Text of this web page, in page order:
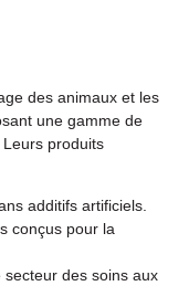
des animaux et les
une gamme de
produits
additifs artificiels.
conçus pour la
secteur des soins aux